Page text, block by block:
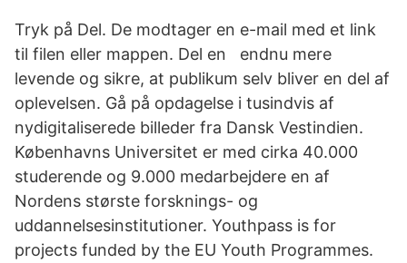
Tryk på Del. De modtager en e-mail med et link
til filen eller mappen. Del en endnu mere
levende og sikre, at publikum selv bliver en del af
oplevelsen. Gå på opdagelse i tusindvis af
nydigitaliserede billeder fra Dansk Vestindien.
Københavns Universitet er med cirka 40.000
studerende og 9.000 medarbejdere en af
Nordens største forsknings- og
uddannelsesinstitutioner. Youthpass is for
projects funded by the EU Youth Programmes.